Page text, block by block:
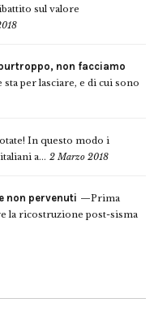
sul valore
non facciamo
sta per lasciare, e di cui sono
In questo modo i
a... 2 Marzo 2018
non pervenuti
Prima
la ricostruzione post-sisma